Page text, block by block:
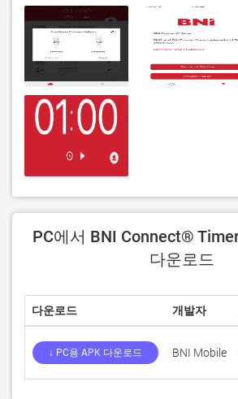
PC에서 BNI Connect®
다운로드
다운로드 개발자
↓ PC용 APK 다운로드 BNI Mobile